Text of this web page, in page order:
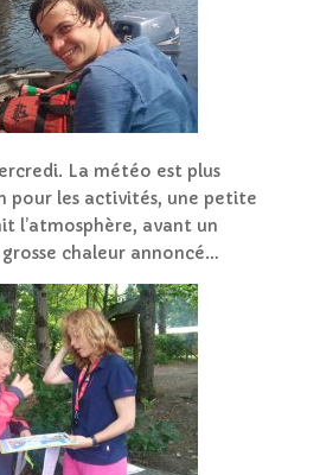
La météo est plus
pour les activités, une petite
l’atmosphère, avant un
chaleur annoncé…